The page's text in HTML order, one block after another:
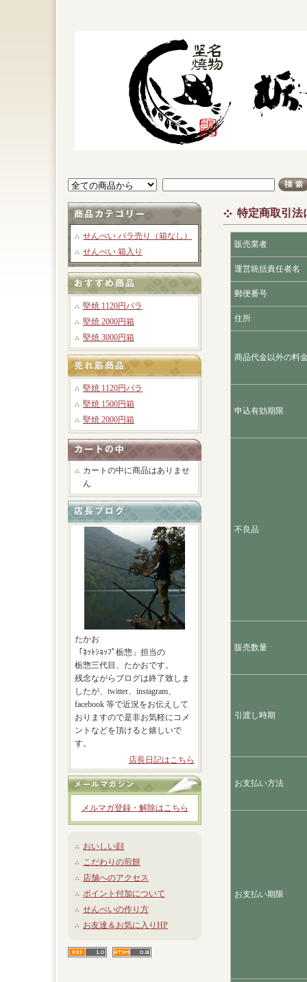
せんべい バラ売り（箱なし）
せんべい 箱入り
堅焼 1120円バラ
堅焼 2000円箱
堅焼 3000円箱
堅焼 1120円バラ
堅焼 1500円箱
堅焼 2000円箱
カートの中に商品はありませ
ん
たかお
「ﾈｯﾄｼｮｯﾌﾟ栃惣」担当の
栃惣三代目、たかおです。
残念ながらブログは終了致しま
したが、twitter、instagram、
facebook 等で近況をお伝えして
おりますので是非お気軽にコメ
ントなどを頂けると嬉しいで
す。
店長日記はこちら
メルマガ登録・解除はこちら
おいしい顔
こだわりの煎餅
店舗へのアクセス
ポイント付加について
せんべいの作り方
お友達＆お気に入りHP
特定商取引法
販売業者
運営統括責任者名
郵便番号
住所
商品代金以外の料
申込有効期限
不良品
販売数量
引渡し時期
お支払い方法
お支払い期限